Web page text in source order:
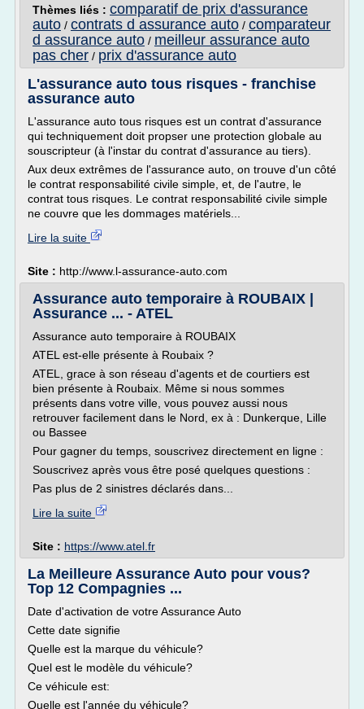
Thèmes liés : comparatif de prix d'assurance
auto / contrats d assurance auto / comparateur
d assurance auto / meilleur assurance auto
pas cher / prix d'assurance auto
L'assurance auto tous risques - franchise
assurance auto
L'assurance auto tous risques est un contrat d'assurance
qui techniquement doit propser une protection globale au
souscripteur (à l'instar du contrat d'assurance au tiers).
Aux deux extrêmes de l'assurance auto, on trouve d'un côté
le contrat responsabilité civile simple, et, de l'autre, le
contrat tous risques. Le contrat responsabilité civile simple
ne couvre que les dommages matériels...
Lire la suite
Site : http://www.l-assurance-auto.com
Assurance auto temporaire à ROUBAIX |
Assurance ... - ATEL
Assurance auto temporaire à ROUBAIX
ATEL est-elle présente à Roubaix ?
ATEL, grace à son réseau d'agents et de courtiers est
bien présente à Roubaix. Même si nous sommes
présents dans votre ville, vous pouvez aussi nous
retrouver facilement dans le Nord, ex à : Dunkerque, Lille
ou Bassee
Pour gagner du temps, souscrivez directement en ligne :
Souscrivez après vous être posé quelques questions :
Pas plus de 2 sinistres déclarés dans...
Lire la suite
Site : https://www.atel.fr
La Meilleure Assurance Auto pour vous?
Top 12 Compagnies ...
Date d'activation de votre Assurance Auto
Cette date signifie
Quelle est la marque du véhicule?
Quel est le modèle du véhicule?
Ce véhicule est:
Quelle est l'année du véhicule?